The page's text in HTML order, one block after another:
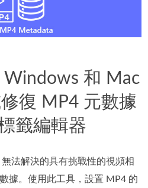
和 Mac
修復 MP4 元數據
籤編輯器
法解決的具有挑戰性的視頻相
據。使用此工具，設置 MP4 的